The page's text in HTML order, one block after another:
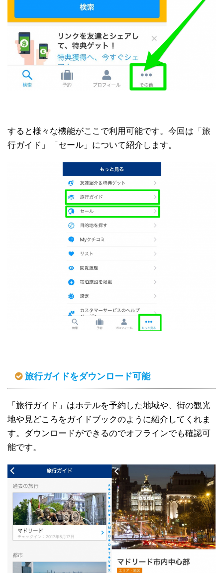
すると様々な機能がここで利用可能です。今回は「旅
行ガイド」「セール」について紹介します。
旅行ガイドをダウンロード可能
「旅行ガイド」はホテルを予約した地域や、街の観光
地や見どころをガイドブックのように紹介してくれま
す。ダウンロードができるのでオフラインでも確認可
能です。